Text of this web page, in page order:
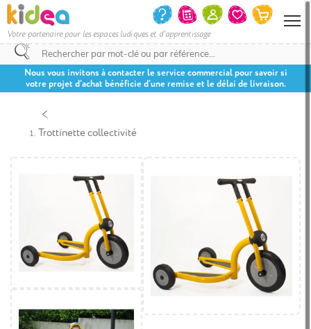
Votre partenaire pour les espaces ludiques et d'apprentissage
Nous vous invitons à contacter le service commercial pour savoir si
votre projet d’achat bénéficie d’une remise et le délai de livraison.
Trottinette collectivité